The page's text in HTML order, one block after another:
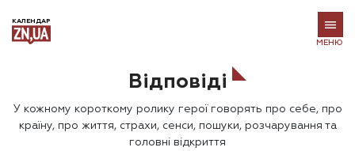
КАЛЕНДАР
МЕНЮ
Відповіді
У кожному короткому ролику герої говорять про себе, про
країну, про життя, страхи, сенси, пошуки, розчарування та
головні відкриття